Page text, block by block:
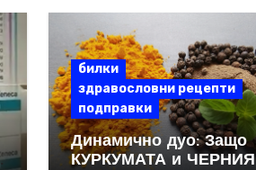
билки
здравословни рецепти
подправки
Динамично дуо: Защо
КУРКУМАТА и ЧЕРНИЯ